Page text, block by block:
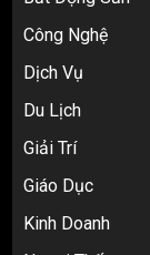
Công Nghệ
Dịch Vụ
Du Lịch
Giải Trí
Giáo Dục
Kinh Doanh
3